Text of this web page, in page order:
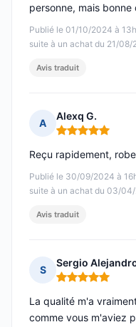
Publié le 01/10/2024 à
suite à un achat du 21/08/
personne, mais
Avis traduit
A
Alexq G.
Note : 5 sur 5
Publié le 30/09/2024 à
suite à un achat du 03/
Reçu rapidement,
Avis traduit
S
Sergio
Note : 5 sur 5
La qualité m'a
comme vous m'aviez